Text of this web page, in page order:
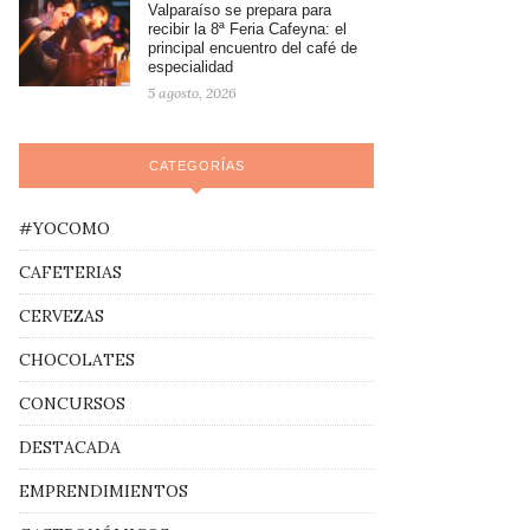
Valparaíso se prepara para
recibir la 8ª Feria Cafeyna: el
principal encuentro del café de
especialidad
5 agosto, 2026
CATEGORÍAS
#YOCOMO
CAFETERIAS
CERVEZAS
CHOCOLATES
CONCURSOS
DESTACADA
EMPRENDIMIENTOS